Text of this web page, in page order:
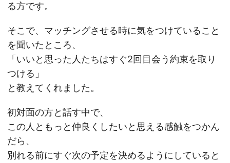
る方です。
そこで、マッチングさせる時に気をつけていること
を聞いたところ、
「いいと思った人たちはすぐ2回目会う約束を取り
つける」
と教えてくれました。
初対面の方と話す中で、
この人ともっと仲良くしたいと思える感触をつかん
だら、
別れる前にすぐ次の予定を決めるようにしていると